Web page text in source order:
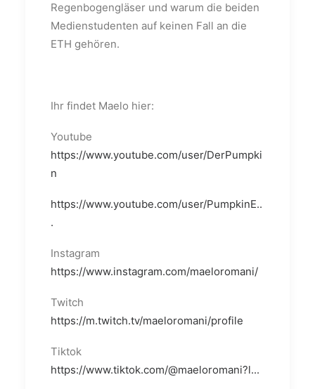
Regenbogengläser und warum die beiden
Medienstudenten auf keinen Fall an die
ETH gehören.
Ihr findet Maelo hier:
Youtube
https://www.youtube.com/user/DerPumpki
n
https://www.youtube.com/user/PumpkinE..
.
Instagram
https://www.instagram.com/maeloromani/
Twitch
https://m.twitch.tv/maeloromani/profile
Tiktok
https://www.tiktok.com/@maeloromani?l...